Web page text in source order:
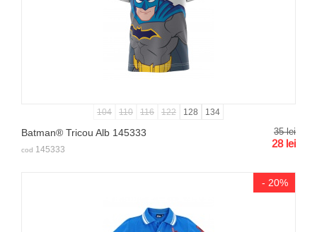
104 110 116 122 128 134
Batman® Tricou Alb 145333 35 lei
28 lei
cod 145333
- 20%